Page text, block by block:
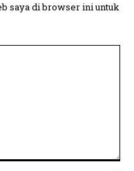
saya di browser ini untuk